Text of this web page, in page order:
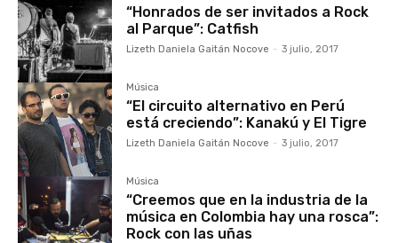
“Honrados de ser invitados a Rock
al Parque”: Catfish
Lizeth Daniela Gaitán Nocove - 3 julio, 2017
Música
“El circuito alternativo en Perú
está creciendo”: Kanakú y El Tigre
Lizeth Daniela Gaitán Nocove - 3 julio, 2017
Música
“Creemos que en la industria de la
música en Colombia hay una rosca”:
Rock con las uñas